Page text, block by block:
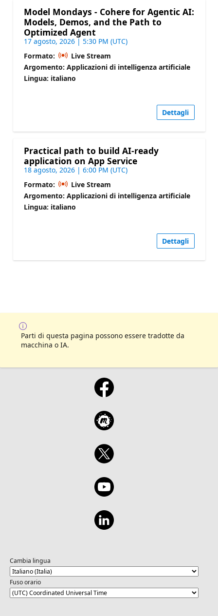
Model Mondays - Cohere for Agentic AI:
Models, Demos, and the Path to
Optimized Agent
17 agosto, 2026 | 5:30 PM (UTC)
Formato:
Live Stream
Argomento: Applicazioni di intelligenza artificiale
Lingua: italiano
Dettagli
Practical path to build AI-ready
application on App Service
18 agosto, 2026 | 6:00 PM (UTC)
Formato:
Live Stream
Argomento: Applicazioni di intelligenza artificiale
Lingua: italiano
Dettagli
Parti di questa pagina possono essere tradotte da
macchina o IA.
Cambia lingua
Fuso orario